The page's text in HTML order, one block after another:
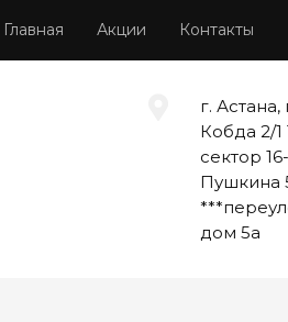
Главная Акции Контакты
г.
Кобда 2/1
сектор
Пушкина
дом 5а